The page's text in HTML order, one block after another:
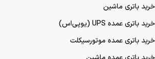
خرید باتری ماشین
خرید باتری عمده UPS (یو‌پی‌اس)
خرید باتری عمده موتورسیکلت